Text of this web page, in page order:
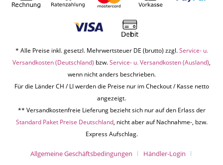
* Alle Preise inkl. gesetzl. Mehrwertsteuer DE (brutto) zzgl.Service- u.
Versandkosten (Deutschland) bzw.Service- u. Versandkosten (Ausland),
wenn nicht anders beschrieben.
Für die Länder CH / LI werden die Preise nur im Checkout / Kasse netto
angezeigt.
** Versandkostenfreie Lieferung bezieht sich nur auf den Erlass der
Standard Paket Preise Deutschland, nicht aber auf Nachnahme-, bzw.
Express Aufschlag.
Allgemeine Geschäftsbedingungen
Händler-Login